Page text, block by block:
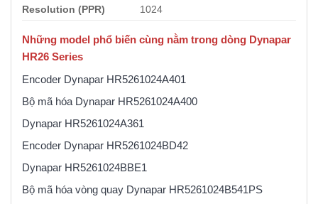
Resolution (PPR)
1024
Những model phổ biến cùng nằm trong dòng Dynapar
HR26 Series
Encoder Dynapar HR5261024A401
Bộ mã hóa Dynapar HR5261024A400
Dynapar HR5261024A361
Encoder Dynapar HR5261024BD42
Dynapar HR5261024BBE1
Bộ mã hóa vòng quay Dynapar HR5261024B541PS